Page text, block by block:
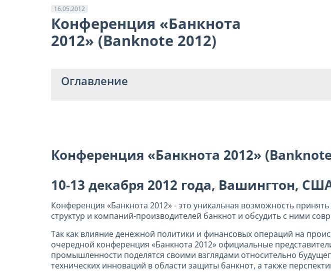
16.05.2012
Конференция «Банкнота
2012» (Вanknote 2012)
Оглавление
Конференция «Банкнота 2012»
10-13 декабря 2012 года, Вашингтон,
Конференция «Банкнота 2012» - это уникальная возможность
структур и компаний-производителей банкнот и обсудить с ними
Так как влияние денежной политики и финансовых операций на
очередной конференция «Банкнота 2012» официальные
промышленности поделятся своими взглядами относительно
технических инноваций в области защиты банкнот, а также